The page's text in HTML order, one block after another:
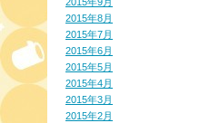
2015年9月
2015年8月
2015年7月
2015年6月
2015年5月
2015年4月
2015年3月
2015年2月